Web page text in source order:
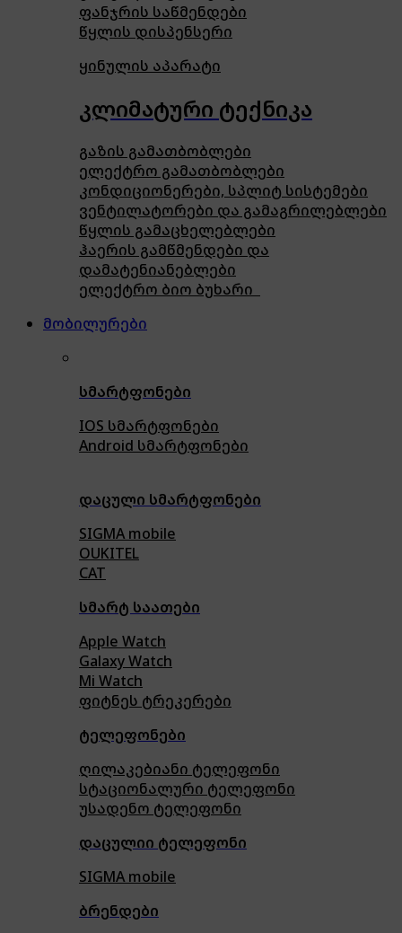
ფანჯრის საწმენდები
წყლის დისპენსერი
ყინულის აპარატი
კლიმატური ტექნიკა
გაზის გამათბობლები
ელექტრო გამათბობლები
კონდიციონერები, სპლიტ სისტემები
ვენტილატორები და გამაგრილებლები
წყლის გამაცხელებლები
ჰაერის გამწმენდები და
დამატენიანებლები
ელექტრო ბიო ბუხარი
მობილურები
სმარტფონები
IOS სმარტფონები
Android სმარტფონები
დაცული სმარტფონები
SIGMA mobile
OUKITEL
CAT
სმარტ საათები
Apple Watch
Galaxy Watch
Mi Watch
ფიტნეს ტრეკერები
ტელეფონები
ღილაკებიანი ტელეფონი
სტაციონალური ტელეფონი
უსადენო ტელეფონი
დაცულიი ტელეფონი
SIGMA mobile
ბრენდები